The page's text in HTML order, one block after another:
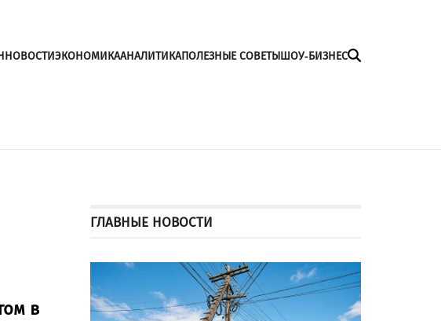
НОВОСТИЭКОНОМИКААНАЛИТИКАПОЛЕЗНЫЕ СОВЕТЫШОУ-БИЗНЕС
в
ГЛАВНЫЕ НОВОСТИ